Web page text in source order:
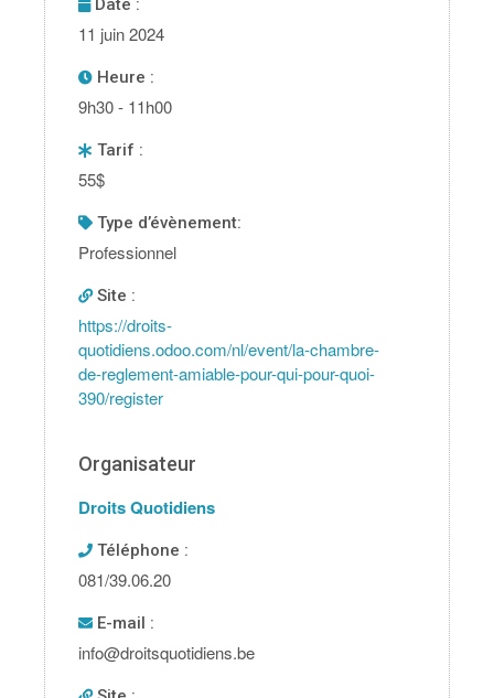
Date :
11 juin 2024
Heure :
9h30 - 11h00
Tarif :
55$
type d’évènement:
Professionnel
Site :
https://droits-
quotidiens.odoo.com/nl/event/la-chambre-
de-reglement-amiable-pour-qui-pour-quoi-
390/register
Organisateur
Droits Quotidiens
Téléphone :
081/39.06.20
E-mail :
info@droitsquotidiens.be